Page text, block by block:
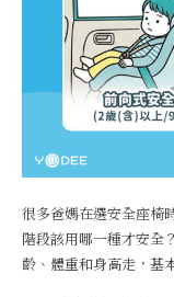
很多爸媽在選安全座椅
階段該用哪一種才安全
齡、體重和身高走，基